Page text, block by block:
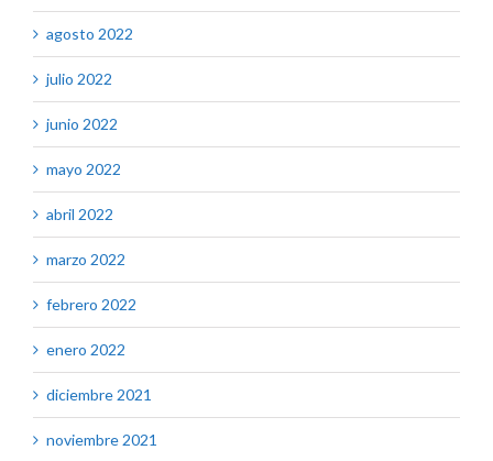
agosto 2022
julio 2022
junio 2022
mayo 2022
abril 2022
marzo 2022
febrero 2022
enero 2022
diciembre 2021
noviembre 2021